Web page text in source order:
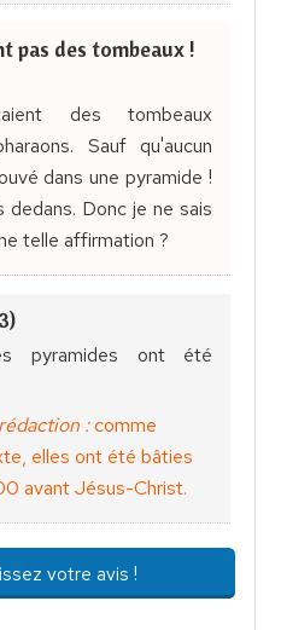
pas des tombeaux !
des tombeaux
Sauf qu'aucun
dans une pyramide !
dedans. Donc je ne sais
telle affirmation ?
pyramides ont été
:comme
elles ont été bâties
avant Jésus-Christ.
votre avis !